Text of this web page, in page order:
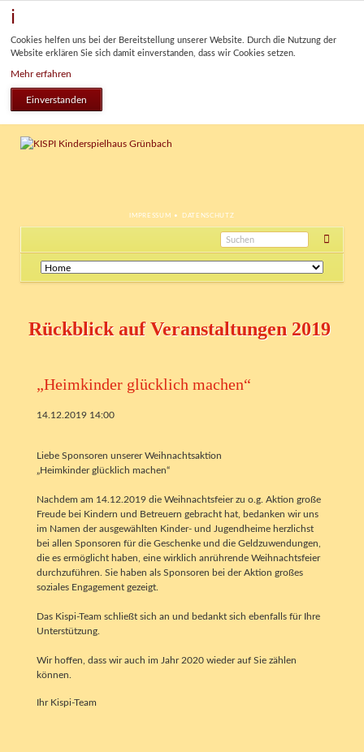
Cookies helfen uns bei der Bereitstellung unserer Website. Durch die Nutzung der
Website erklären Sie sich damit einverstanden, dass wir Cookies setzen.
Mehr erfahren
Einverstanden
NAVIGATION
IMPRESSUM DATENSCHUTZ
Navigation
überspringen
Rückblick auf Veranstaltungen 2019
„Heimkinder glücklich machen“
14.12.2019 14:00
Liebe Sponsoren unserer Weihnachtsaktion
„Heimkinder glücklich machen“
Nachdem am 14.12.2019 die Weihnachtsfeier zu o.g. Aktion große
Freude bei Kindern und Betreuern gebracht hat, bedanken wir uns
im Namen der ausgewählten Kinder- und Jugendheime herzlichst
bei allen Sponsoren für die Geschenke und die Geldzuwendungen,
die es ermöglicht haben, eine wirklich anrührende Weihnachtsfeier
durchzuführen. Sie haben als Sponsoren bei der Aktion großes
soziales Engagement gezeigt.
Das Kispi-Team schließt sich an und bedankt sich ebenfalls für Ihre
Unterstützung.
Wir hoffen, dass wir auch im Jahr 2020 wieder auf Sie zählen
können.
Ihr Kispi-Team